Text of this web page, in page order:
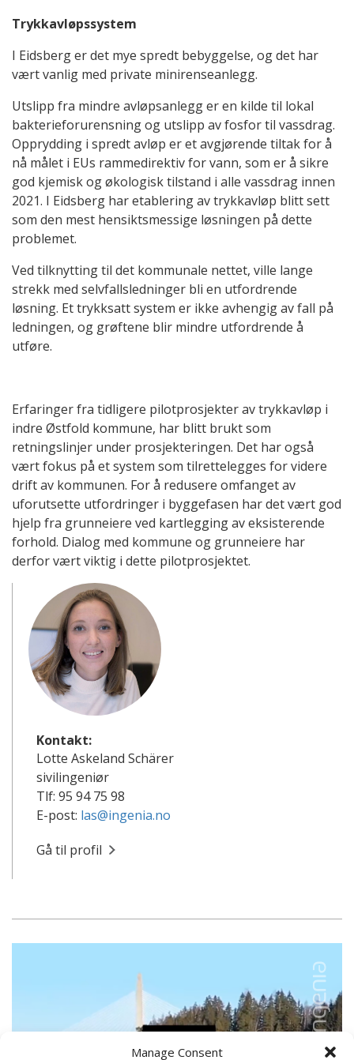
Manage Consent
Trykkavløpssystem
I Eidsberg er det mye spredt bebyggelse, og det har
vært vanlig med private minirenseanlegg.
Utslipp fra mindre avløpsanlegg er en kilde til lokal
bakterieforurensning og utslipp av fosfor til vassdrag.
Opprydding i spredt avløp er et avgjørende tiltak for å
nå målet i EUs rammedirektiv for vann, som er å sikre
god kjemisk og økologisk tilstand i alle vassdrag innen
2021. I Eidsberg har etablering av trykkavløp blitt sett
som den mest hensiktsmessige løsningen på dette
problemet.
Ved tilknytting til det kommunale nettet, ville lange
strekk med selvfallsledninger bli en utfordrende
løsning. Et trykksatt system er ikke avhengig av fall på
ledningen, og grøftene blir mindre utfordrende å
utføre.
Erfaringer fra tidligere pilotprosjekter av trykkavløp i
indre Østfold kommune, har blitt brukt som
retningslinjer under prosjekteringen. Det har også
vært fokus på et system som tilrettelegges for videre
drift av kommunen. For å redusere omfanget av
uforutsette utfordringer i byggefasen har det vært god
hjelp fra grunneiere ved kartlegging av eksisterende
forhold. Dialog med kommune og grunneiere har
derfor vært viktig i dette pilotprosjektet.
Kontakt:
Lotte Askeland Schärer
sivilingeniør
Tlf: 95 94 75 98
E-post: las@ingenia.no
Gå til profil